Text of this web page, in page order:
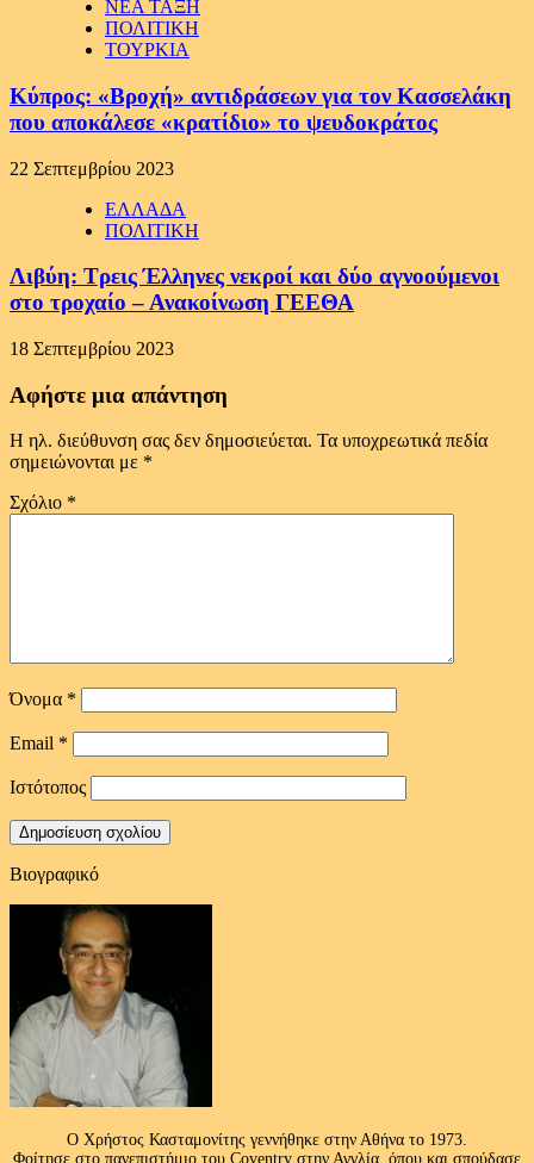
ΝΕΑ ΤΑΞΗ
ΠΟΛΙΤΙΚΗ
ΤΟΥΡΚΙΑ
Κύπρος: «Βροχή» αντιδράσεων για τον Κασσελάκη
που αποκάλεσε «κρατίδιο» το ψευδοκράτος
22 Σεπτεμβρίου 2023
ΕΛΛΑΔΑ
ΠΟΛΙΤΙΚΗ
Λιβύη: Τρεις Έλληνες νεκροί και δύο αγνοούμενοι
στο τροχαίο – Ανακοίνωση ΓΕΕΘΑ
18 Σεπτεμβρίου 2023
Αφήστε μια απάντηση
Η ηλ. διεύθυνση σας δεν δημοσιεύεται. Τα υποχρεωτικά πεδία
σημειώνονται με *
Σχόλιο *
Όνομα *
Email *
Ιστότοπος
Βιογραφικό
Ο Χρήστος Κασταμονίτης γεννήθηκε στην Αθήνα το 1973.
Φοίτησε στο πανεπιστήμιο του Coventry στην Αγγλία, όπου και σπούδασε